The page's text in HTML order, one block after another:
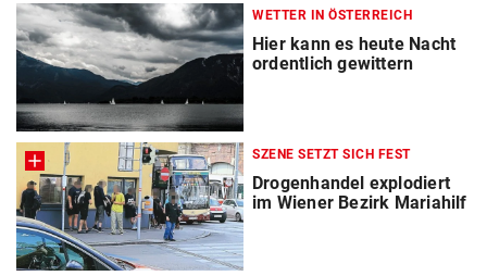
WETTER IN ÖSTERREICH
Hier kann es heute Nacht
ordentlich gewittern
SZENE SETZT SICH FEST
Drogenhandel explodiert
im Wiener Bezirk Mariahilf